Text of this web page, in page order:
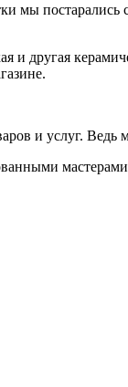
мы
и другая
и услуг. Ведь